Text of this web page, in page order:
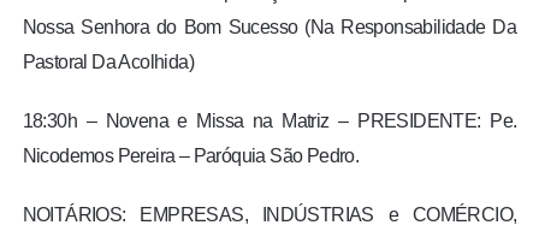
Nossa Senhora do Bom Sucesso (Na Responsabilidade Da
Pastoral Da Acolhida)
18:30h – Novena e Missa na Matriz – PRESIDENTE: Pe.
Nicodemos Pereira – Paróquia São Pedro.
NOITÁRIOS: EMPRESAS, INDÚSTRIAS e COMÉRCIO,